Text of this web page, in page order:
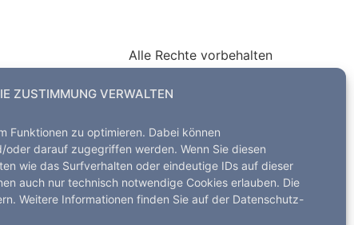
ZUSTIMMUNG VERWALTEN
Funktionen zu optimieren. Dabei können
darauf zugegriffen werden. Wenn Sie diesen
wie das Surfverhalten oder eindeutige IDs auf dieser
auch nur technisch notwendige Cookies erlauben. Die
Weitere Informationen finden Sie auf der Datenschutz-
Alle Rechte vorbehalten